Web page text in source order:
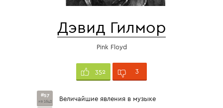
Дэвид Гилмор
Pink Floyd
352 3
#57
из 1642 Величайшие явления в музыке